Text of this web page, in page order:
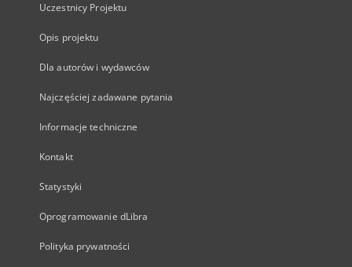
Uczestnicy Projektu
Opis projektu
Dla autorów i wydawców
Najczęściej zadawane pytania
Informacje techniczne
Kontakt
Statystyki
Oprogramowanie dLibra
Polityka prywatności